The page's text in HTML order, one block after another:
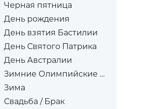
Черная пятница
День рождения
День взятия Бастилии
День Святого Патрика
День Австралии
Зимние Олимпийские игры
Зима
Свадьба / Брак